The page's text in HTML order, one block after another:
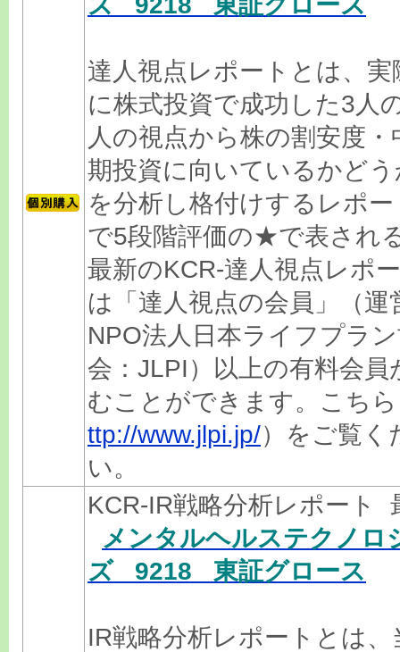
達人視点レポートとは、実
に株式投資で成功した3人
人の視点から株の割安度・
期投資に向いているかど
を分析し格付けするレポー
で5段階評価の★で表され
最新のKCR-達人視点レポ
は「達人視点の会員」（運
NPO法人日本ライフプラ
会：JLPI）以上の有料会員
むことができます。こち
ttp://www.jlpi.jp/）をご覧く
い。
KCR-IR戦略分析レポート
メンタルヘルステクノロ
ズ 9218 東証グロース
IR戦略分析レポートとは、